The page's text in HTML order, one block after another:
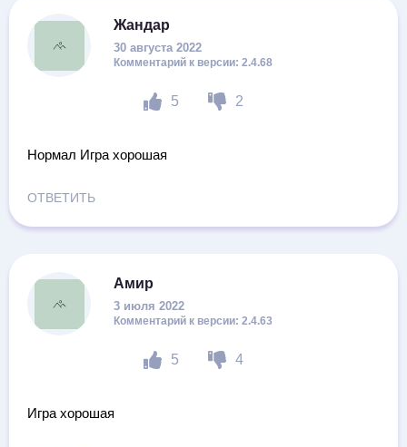
Жандар
30 августа 2022
5 2
2.4.68
Нормал Игра хорошая
ОТВЕТИТЬ
Амир
3 июля 2022
5 4
2.4.63
Игра хорошая